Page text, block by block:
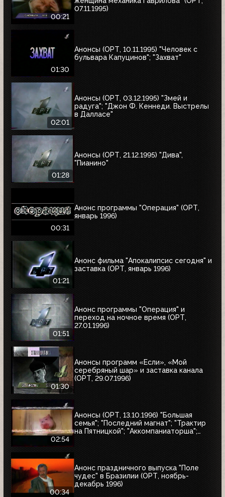
00:21
07.11.1995)
01:30
Анонсы (ОРТ, 10.11.1995) "Человек с
бульвара Капуцинов"; "Захват"
02:01
Анонсы (ОРТ, 03.12.1995) "Змей и
радуга"; "Джон Ф. Кеннеди. Выстрелы
в Далласе"
01:28
Анонсы (ОРТ, 21.12.1995) "Дива",
"Пианино"
00:31
Анонс программы "Операция" (ОРТ,
январь 1996)
01:21
Анонс фильма "Апокалипсис сегодня" и
заставка (ОРТ, январь 1996)
01:51
Анонс программы "Операция" и
переход на ночное время (ОРТ,
27.01.1996)
01:30
Анонсы программ «Если», «Мой
серебряный шар» и заставка канала
(ОРТ, 29.07.1996)
02:54
Анонсы (ОРТ, 13.10.1996) "Большая
семья"; "Последний магнат"; "Трактир
на Пятницкой"; "Аккомпаниаторша";
00:34
Анонс праздничного выпуска "Поле
чудес" в Бразилии (ОРТ, ноябрь-
декабрь 1996)